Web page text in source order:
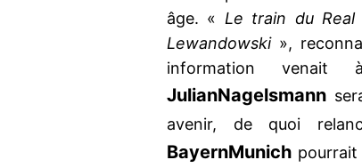
âge. « Le train du
Lewandowski»,
information
JulianNagelsmann
avenir, de quoi
BayernMunich pourrait